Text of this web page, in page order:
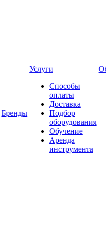
Бренды
Услуги
Способы
оплаты
Доставка
Подбор
оборудования
Обучение
Аренда
инструмента